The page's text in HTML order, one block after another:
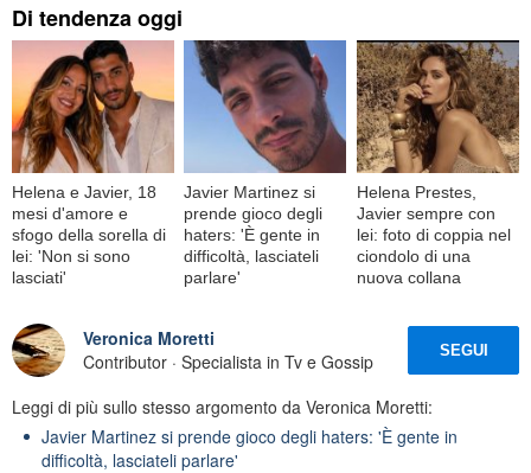
Di tendenza oggi
Helena e Javier, 18
mesi d'amore e
sfogo della sorella di
lei: 'Non si sono
lasciati'
Javier Martinez si
prende gioco degli
haters: 'È gente in
difficoltà, lasciateli
parlare'
Helena Prestes,
Javier sempre con
lei: foto di coppia nel
ciondolo di una
nuova collana
Veronica Moretti
Contributor · Specialista in Tv e Gossip
SEGUI
Leggi di più sullo stesso argomento da Veronica Moretti:
Javier Martinez si prende gioco degli haters: 'È gente in
difficoltà, lasciateli parlare'